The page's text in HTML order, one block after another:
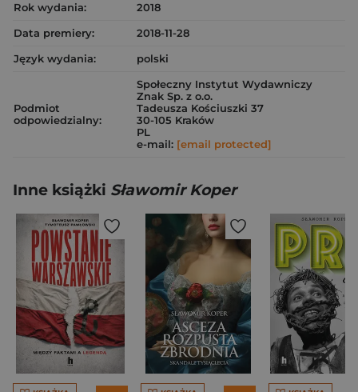
Rok wydania:
2018
Data premiery:
2018-11-28
Język wydania:
polski
Podmiot
odpowiedzialny:
Społeczny Instytut Wydawniczy
Znak Sp. z o.o.
Tadeusza Kościuszki 37
30-105 Kraków
PL
e-mail: [email protected]
Inne książki Sławomir Koper